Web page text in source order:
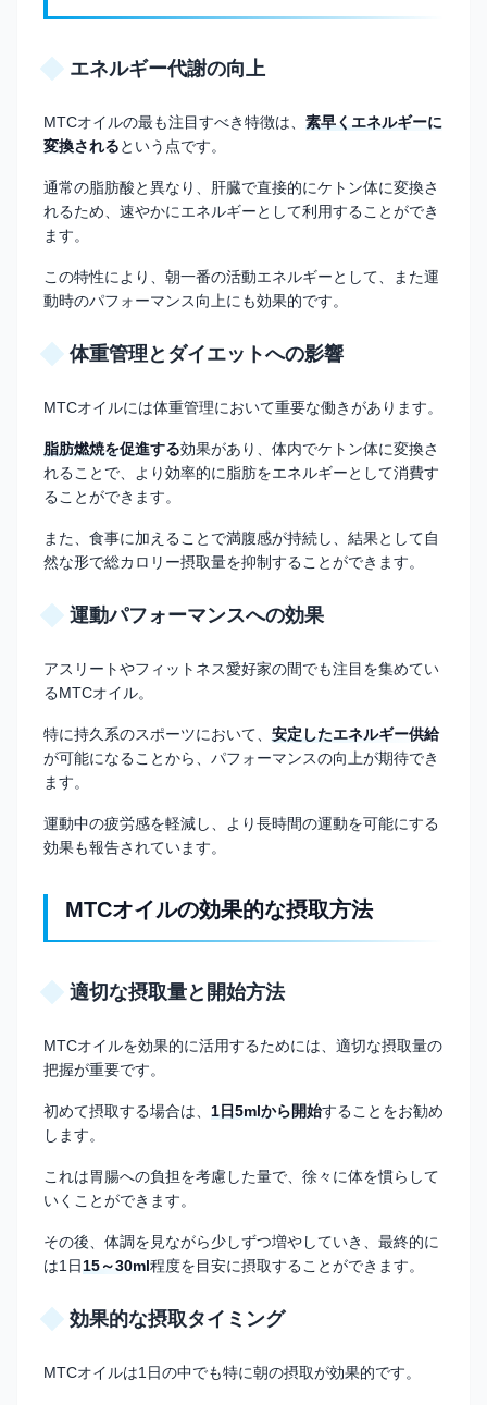
エネルギー代謝の向上
MTCオイルの最も注目すべき特徴は、 素早くエネルギーに
変換されるという点です。
通常の脂肪酸と異なり、肝臓で直接的にケトン体に変換さ
れるため、速やかにエネルギーとして利用することができ
ます。
この特性により、朝一番の活動エネルギーとして、また運
動時のパフォーマンス向上にも効果的です。
体重管理とダイエットへの影響
MTCオイルには体重管理において重要な働きがあります。
脂肪燃焼を促進する効果があり、体内でケトン体に変換さ
れることで、より効率的に脂肪をエネルギーとして消費す
ることができます。
また、食事に加えることで満腹感が持続し、結果として自
然な形で総カロリー摂取量を抑制することができます。
運動パフォーマンスへの効果
アスリートやフィットネス愛好家の間でも注目を集めてい
るMTCオイル。
特に持久系のスポーツにおいて、 安定したエネルギー供給
が可能になることから、パフォーマンスの向上が期待でき
ます。
運動中の疲労感を軽減し、より長時間の運動を可能にする
効果も報告されています。
MTCオイルの効果的な摂取方法
適切な摂取量と開始方法
MTCオイルを効果的に活用するためには、適切な摂取量の
把握が重要です。
初めて摂取する場合は、 1日5mlから開始することをお勧め
します。
これは胃腸への負担を考慮した量で、徐々に体を慣らして
いくことができます。
その後、体調を見ながら少しずつ増やしていき、最終的に
は1日15～30ml程度を目安に摂取することができます。
効果的な摂取タイミング
MTCオイルは1日の中でも特に朝の摂取が効果的です。